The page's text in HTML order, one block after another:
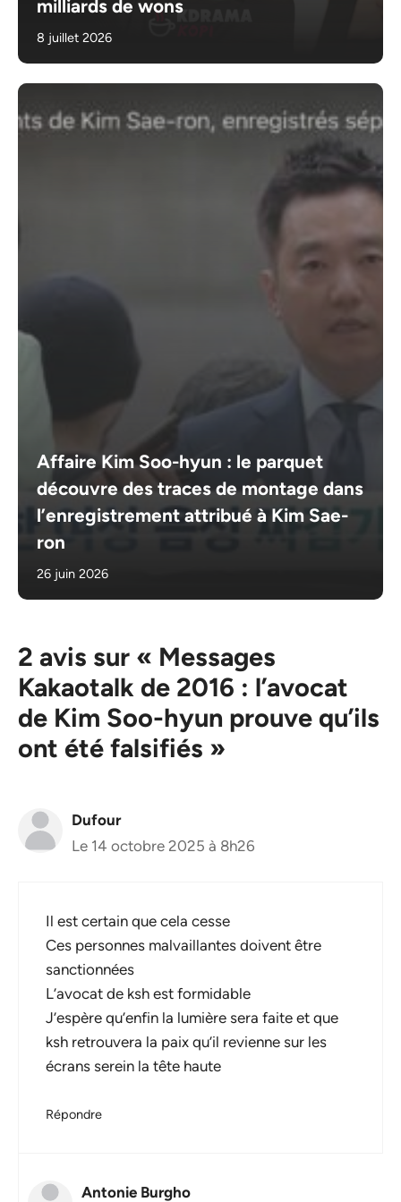
milliards de wons
8 juillet 2026
Affaire Kim Soo-hyun : le parquet
découvre des traces de montage dans
l’enregistrement attribué à Kim Sae-
ron
26 juin 2026
2 avis sur « Messages
Kakaotalk de 2016 : l’avocat
de Kim Soo-hyun prouve qu’ils
ont été falsifiés »
Dufour
Le 14 octobre 2025 à 8h26
Il est certain que cela cesse
Ces personnes malvaillantes doivent être
sanctionnées
L’avocat de ksh est formidable
J’espère qu’enfin la lumière sera faite et que
ksh retrouvera la paix qu’il revienne sur les
écrans serein la tête haute
Répondre
Antonie Burgho